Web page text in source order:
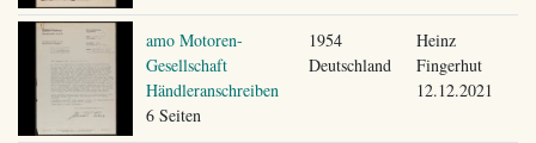
amo Motoren-
Gesellschaft
Händleranschreiben
6 Seiten
1954
Deutschland
Heinz
Fingerhut
12.12.2021